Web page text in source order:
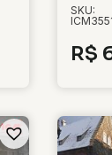
SKU:
R$